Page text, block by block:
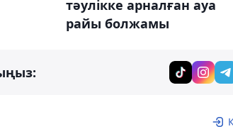
тәулікке арналған ауа
райы болжамы